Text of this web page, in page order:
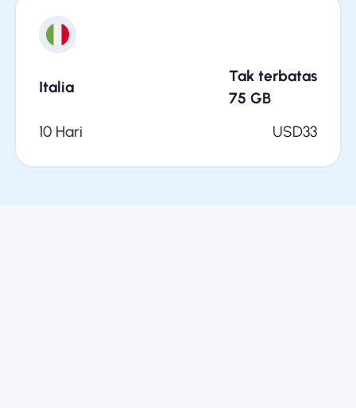
Italia
Tak terbatas
75 GB
10 Hari
USD33